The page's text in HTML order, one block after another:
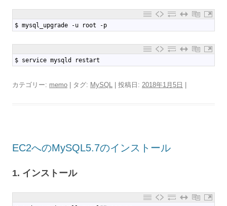
$ mysql_upgrade -u root -p
$ service mysqld restart
カテゴリー: memo | タグ: MySQL | 投稿日: 2018年1月5日
EC2へのMySQL5.7のインストール
1. インストール